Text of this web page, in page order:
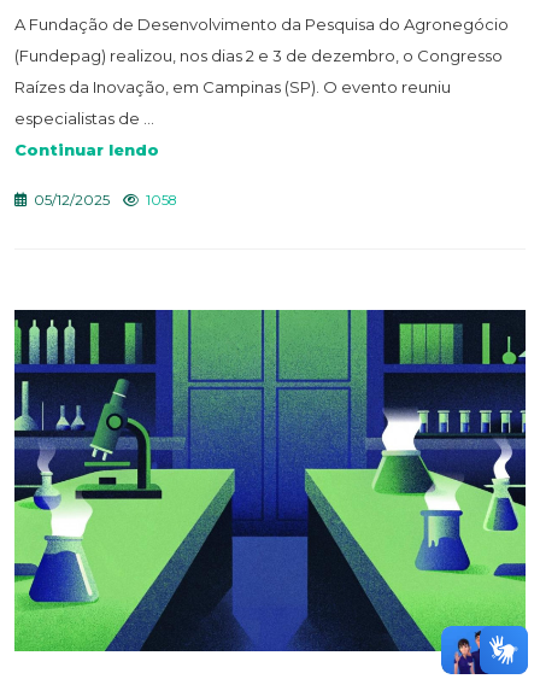
A Fundação de Desenvolvimento da Pesquisa do Agronegócio
(Fundepag) realizou, nos dias 2 e 3 de dezembro, o Congresso
Raízes da Inovação, em Campinas (SP). O evento reuniu
especialistas de ...
Continuar lendo
05/12/2025 1058